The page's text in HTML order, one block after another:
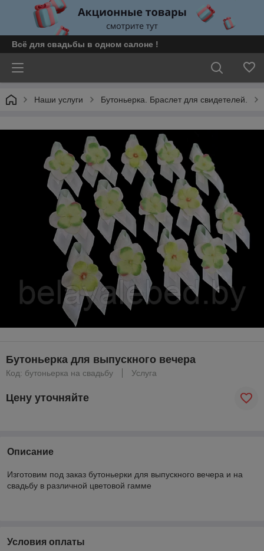
Всё для свадьбы в одном салоне !
Наши услуги Бутоньерка. Браслет для свидетелей.
Бутоньерка для выпускного вечера
Код: бутоньерка на свадьбу Услуга
Цену уточняйте
Описание
Изготовим под заказ бутоньерки для выпускного вечера и на
свадьбу в различной цветовой гамме
Условия оплаты